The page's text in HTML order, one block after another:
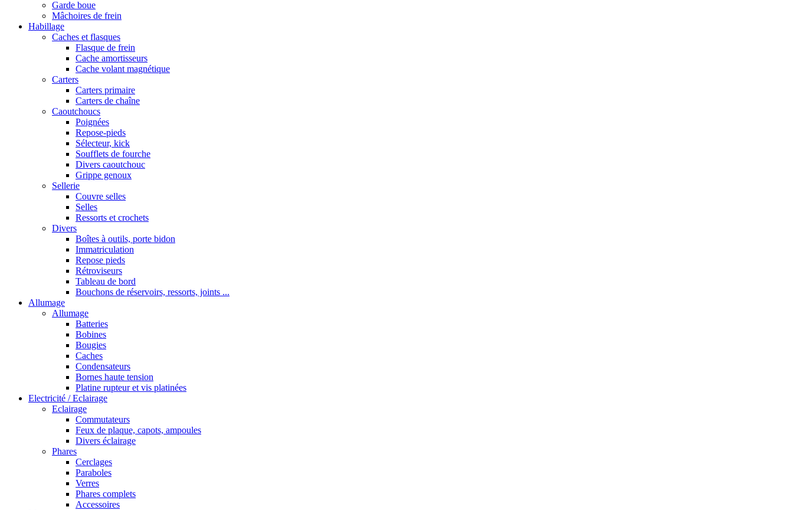
Garde boue
Mâchoires de frein
Habillage
Caches et flasques
Flasque de frein
Cache amortisseurs
Cache volant magnétique
Carters
Carters primaire
Carters de chaîne
Caoutchoucs
Poignées
Repose-pieds
Sélecteur, kick
Soufflets de fourche
Divers caoutchouc
Grippe genoux
Sellerie
Couvre selles
Selles
Ressorts et crochets
Divers
Boîtes à outils, porte bidon
Immatriculation
Repose pieds
Rétroviseurs
Tableau de bord
Bouchons de réservoirs, ressorts, joints ...
Allumage
Allumage
Batteries
Bobines
Bougies
Caches
Condensateurs
Bornes haute tension
Platine rupteur et vis platinées
Electricité / Eclairage
Eclairage
Commutateurs
Feux de plaque, capots, ampoules
Divers éclairage
Phares
Cerclages
Paraboles
Verres
Phares complets
Accessoires